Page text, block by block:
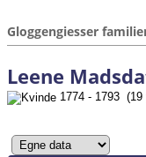
Gloggengiesser
Leene
1774 - 1793 (19